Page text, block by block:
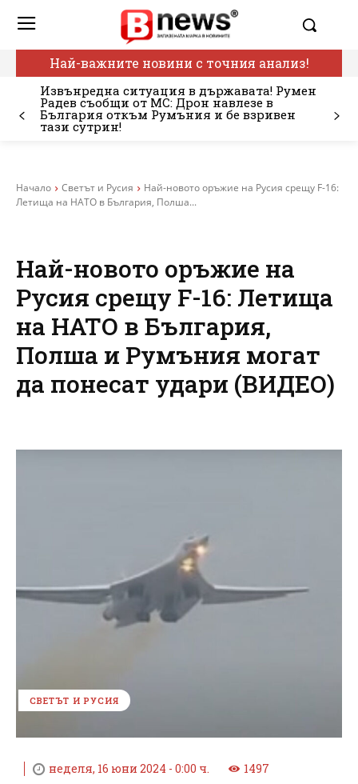
Най-важните новини с точния анализ!
Извънредна ситуация в държавата! Румен
Радев съобщи от МС: Дрон навлезе в
България откъм Румъния и бе взривен
тази сутрин!
Начало Светът и Русия
Най-новото оръжие на Русия срещу F-16:
Летища на НАТО в България, Полша...
Най-новото оръжие на
Русия срещу F-16: Летища
на НАТО в България,
Полша и Румъния могат
да понесат удари (ВИДЕО)
СВЕТЪТ И РУСИЯ
неделя, 16 юни 2024 - 0:00 ч. 1497